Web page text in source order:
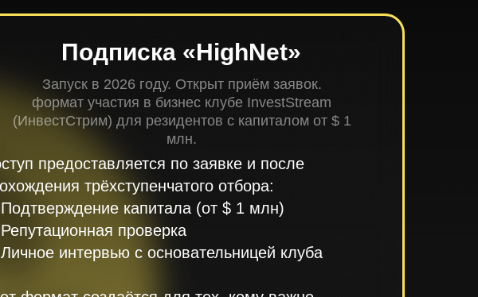
Подписка «HighNet»
Запуск в 2026 году. Открыт приём заявок.
формат участия в бизнес клубе InvestStream
(ИнвестСтрим) для резидентов с капиталом от $ 1
млн.
предоставляется по заявке и после
трёхступенчатого отбора:
капитала (от $ 1 млн)
проверка
интервью с основательницей клуба